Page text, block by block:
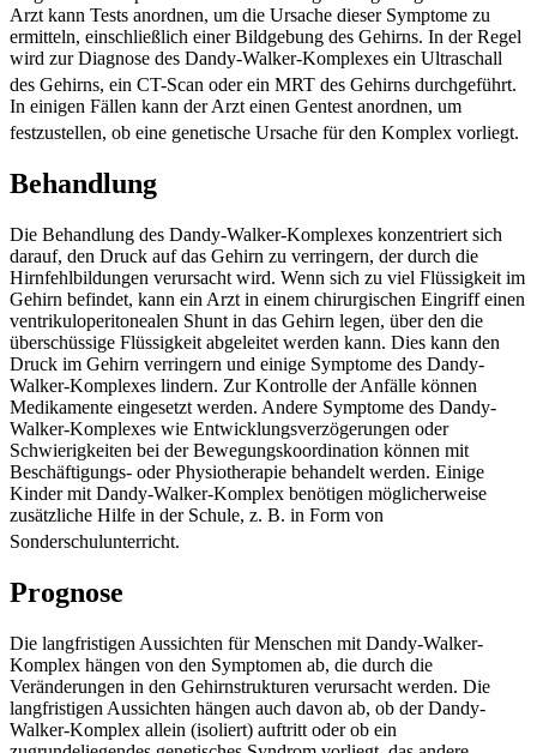
Arzt kann Tests anordnen, um die Ursache dieser Symptome zu
ermitteln, einschließlich einer Bildgebung des Gehirns. In der Regel
wird zur Diagnose des Dandy-Walker-Komplexes ein Ultraschall
des Gehirns, ein CT-Scan oder ein MRT des Gehirns durchgeführt.
In einigen Fällen kann der Arzt einen Gentest anordnen, um
festzustellen, ob eine genetische Ursache für den Komplex vorliegt.
Behandlung
Die Behandlung des Dandy-Walker-Komplexes konzentriert sich
darauf, den Druck auf das Gehirn zu verringern, der durch die
Hirnfehlbildungen verursacht wird. Wenn sich zu viel Flüssigkeit im
Gehirn befindet, kann ein Arzt in einem chirurgischen Eingriff einen
ventrikuloperitonealen Shunt in das Gehirn legen, über den die
überschüssige Flüssigkeit abgeleitet werden kann. Dies kann den
Druck im Gehirn verringern und einige Symptome des Dandy-
Walker-Komplexes lindern. Zur Kontrolle der Anfälle können
Medikamente eingesetzt werden. Andere Symptome des Dandy-
Walker-Komplexes wie Entwicklungsverzögerungen oder
Schwierigkeiten bei der Bewegungskoordination können mit
Beschäftigungs- oder Physiotherapie behandelt werden. Einige
Kinder mit Dandy-Walker-Komplex benötigen möglicherweise
zusätzliche Hilfe in der Schule, z. B. in Form von
Sonderschulunterricht.
Prognose
Die langfristigen Aussichten für Menschen mit Dandy-Walker-
Komplex hängen von den Symptomen ab, die durch die
Veränderungen in den Gehirnstrukturen verursacht werden. Die
langfristigen Aussichten hängen auch davon ab, ob der Dandy-
Walker-Komplex allein (isoliert) auftritt oder ob ein